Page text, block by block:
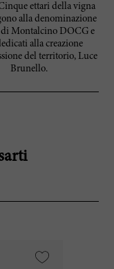
ettari della vigna
alla denominazione
Montalcino DOCG e
alla creazione
del territorio, Luce
Brunello.